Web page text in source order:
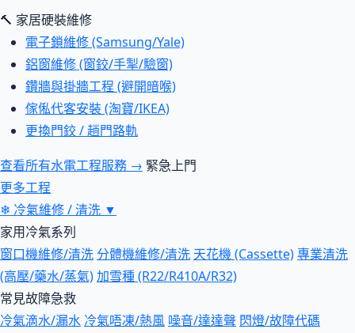
🔨 家居硬裝維修
電子鎖維修 (Samsung/Yale)
鋁窗維修 (窗鉸/手掣/驗窗)
鑽牆與掛牆工程 (避開暗喉)
傢俬代客安裝 (淘寶/IKEA)
更換門鉸 / 趟門路軌
查看所有水電工程服務 → 緊急上門
更多工程
❄ 冷氣維修 / 清洗 ▼
家用冷氣系列
窗口機維修/清洗 分體機維修/清洗 天花機 (Cassette)專業清洗
(高壓/藥水/蒸氣)加雪種 (R22/R410A/R32)
常見故障急救
冷氣滴水/漏水 冷氣唔凍/熱風 噪音/達達聲 閃燈/故障代碼